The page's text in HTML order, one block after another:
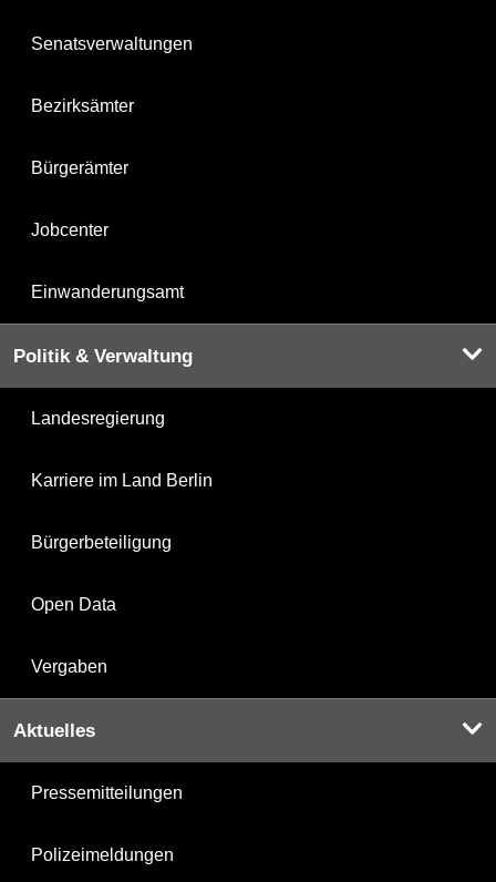
Senatsverwaltungen
Bezirksämter
Bürgerämter
Jobcenter
Einwanderungsamt
Politik & Verwaltung
Landesregierung
Karriere im Land Berlin
Bürgerbeteiligung
Open Data
Vergaben
Aktuelles
Pressemitteilungen
Polizeimeldungen